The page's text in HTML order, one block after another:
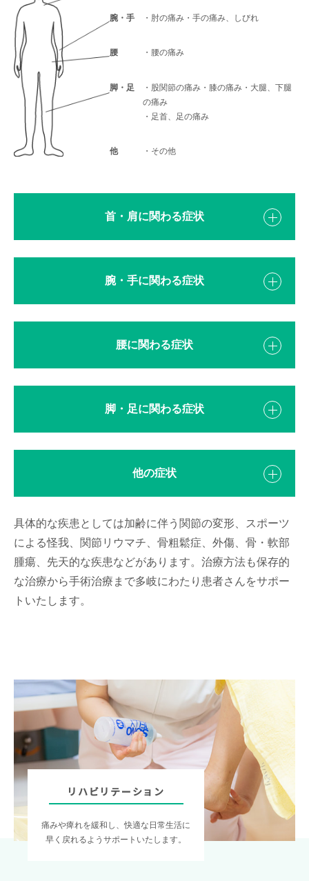
腕・手 ・肘の痛み・手の痛み、しびれ
腰 ・腰の痛み
脚・足
・股関節の痛み・膝の痛み・大腿、下腿
の痛み
・足首、足の痛み
他 ・その他
首・肩に関わる症状
腕・手に関わる症状
腰に関わる症状
脚・足に関わる症状
他の症状
具体的な疾患としては加齢に伴う関節の変形、スポーツ
による怪我、関節リウマチ、骨粗鬆症、外傷、骨・軟部
腫瘍、先天的な疾患などがあります。治療方法も保存的
な治療から手術治療まで多岐にわたり患者さんをサポー
トいたします。
リハビリテーション
痛みや痺れを緩和し、快適な日常生活に
早く戻れるようサポートいたします。